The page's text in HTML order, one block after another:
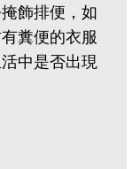
飾排便，如
糞便的衣服
中是否出現